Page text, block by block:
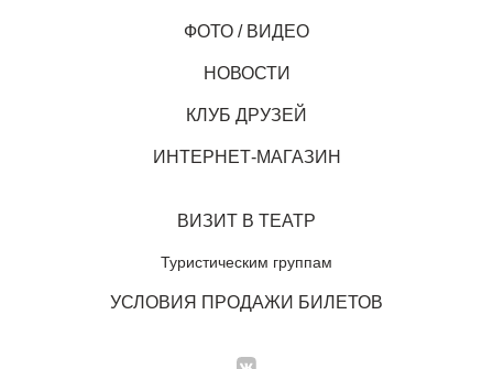
ФОТО / ВИДЕО
НОВОСТИ
КЛУБ ДРУЗЕЙ
ИНТЕРНЕТ-МАГАЗИН
ВИЗИТ В ТЕАТР
Туристическим группам
УСЛОВИЯ ПРОДАЖИ БИЛЕТОВ